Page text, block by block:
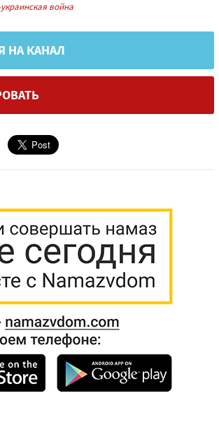
война
НА КАНАЛ